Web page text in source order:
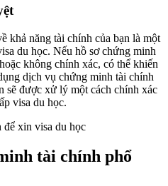
khả năng tài chính của bạn là một
du học. Nếu hồ sơ chứng minh
không chính xác, có thể khiến
dịch vụ chứng minh tài chính
sẽ được xử lý một cách chính xác
visa du học.
tài chính phổ